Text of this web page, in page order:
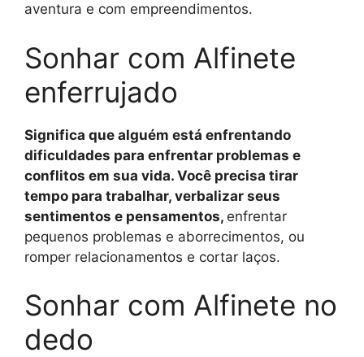
aventura e com empreendimentos.
Sonhar com Alfinete
enferrujado
Significa que alguém está enfrentando
dificuldades para enfrentar problemas e
conflitos em sua vida. Você precisa tirar
tempo para trabalhar, verbalizar seus
sentimentos e pensamentos, enfrentar
pequenos problemas e aborrecimentos, ou
romper relacionamentos e cortar laços.
Sonhar com Alfinete no
dedo